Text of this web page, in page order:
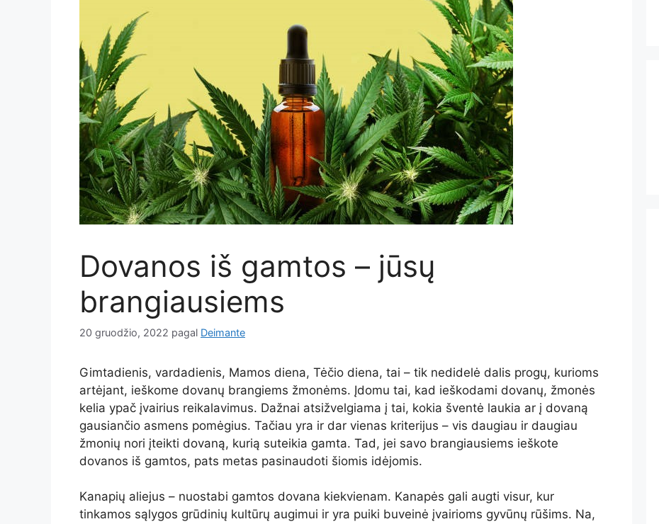
Dovanos iš gamtos – jūsų
brangiausiems
20 gruodžio, 2022 pagal Deimante
Gimtadienis, vardadienis, Mamos diena, Tėčio diena, tai – tik nedidelė dalis progų, kurioms
artėjant, ieškome dovanų brangiems žmonėms. Įdomu tai, kad ieškodami dovanų, žmonės
kelia ypač įvairius reikalavimus. Dažnai atsižvelgiama į tai, kokia šventė laukia ar į dovaną
gausiančio asmens pomėgius. Tačiau yra ir dar vienas kriterijus – vis daugiau ir daugiau
žmonių nori įteikti dovaną, kurią suteikia gamta. Tad, jei savo brangiausiems ieškote
dovanos iš gamtos, pats metas pasinaudoti šiomis idėjomis.
Kanapių aliejus – nuostabi gamtos dovana kiekvienam. Kanapės gali augti visur, kur
tinkamos sąlygos grūdinių kultūrų augimui ir yra puiki buveinė įvairioms gyvūnų rūšims. Na,